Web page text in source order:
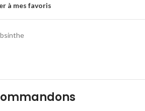
à mes favoris